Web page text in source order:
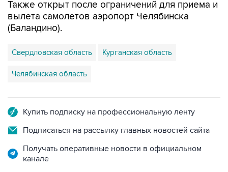
Также открыт после ограничений для приема и
вылета самолетов аэропорт Челябинска
(Баландино).
Свердловская область Курганская область
Челябинская область
Купить подписку на профессиональную ленту
Подписаться на рассылку главных новостей сайта
Получать оперативные новости в официальном
канале